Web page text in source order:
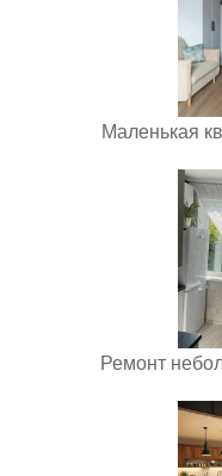
Маленькая
Ремонт